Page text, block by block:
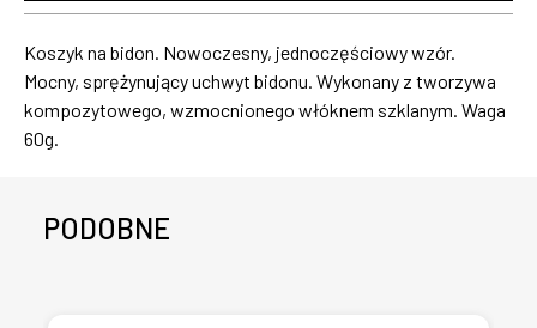
Koszyk na bidon. Nowoczesny, jednoczęściowy wzór.
Mocny, sprężynujący uchwyt bidonu. Wykonany z tworzywa
kompozytowego, wzmocnionego włóknem szklanym. Waga
60g.
PODOBNE